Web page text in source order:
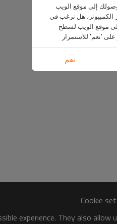
Cookie
experience. They also
إلى موقع الويب
الكمبيوتر، هل ترغب في
موقع الويب لسطح
'نعم' للاستمرار
نعم